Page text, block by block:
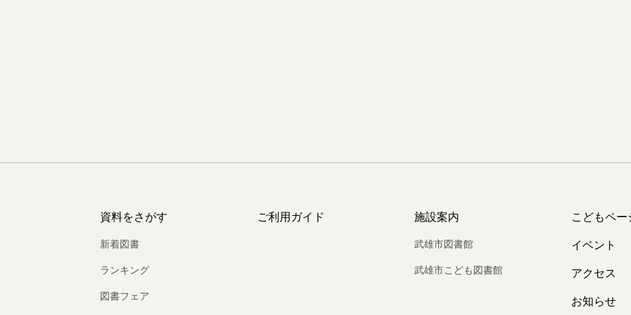
資料をさがす
新着図書
ランキング
図書フェア
ご利用ガイド 施設案内
武雄市図書館
武雄市こども図書館
こどもペー
イベント
アクセス
お知らせ